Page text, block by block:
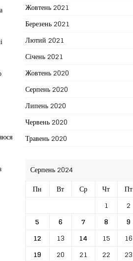
Жовтень 2021
Березень 2021
Лютий 2021
Січень 2021
Жовтень 2020
Серпень 2020
Липень 2020
Червень 2020
Травень 2020
Серпень 2024
Пн
Вт Ср Чт Пт
1
2
5
6 7 8 9
12
13 14 15 16
19
20 21 22 23